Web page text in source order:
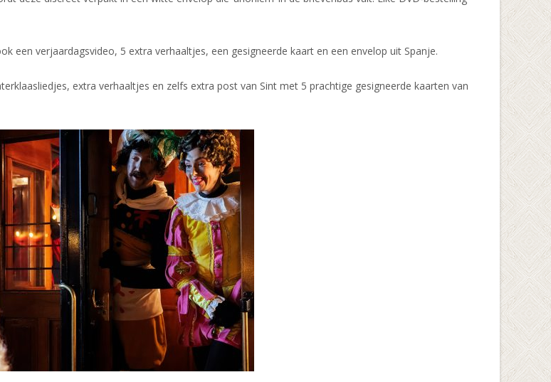
een verjaardagsvideo, 5 extra verhaaltjes, een gesigneerde kaart en een envelop uit Spanje.
extra verhaaltjes en zelfs extra post van Sint met 5 prachtige gesigneerde kaarten van